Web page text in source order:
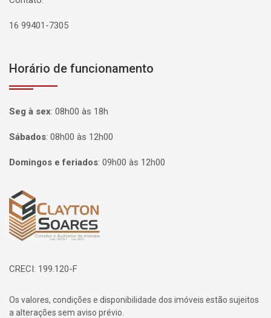
16 99401-7305
Horário de funcionamento
Seg à sex: 08h00 às 18h
Sábados: 08h00 às 12h00
Domingos e feriados: 09h00 às 12h00
Página inicial
CRECI: 199.120-F
Os valores, condições e disponibilidade dos imóveis estão sujeitos
a alterações sem aviso prévio.